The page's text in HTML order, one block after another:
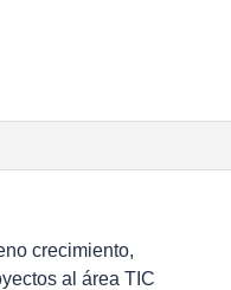
crecimiento,
al área TIC